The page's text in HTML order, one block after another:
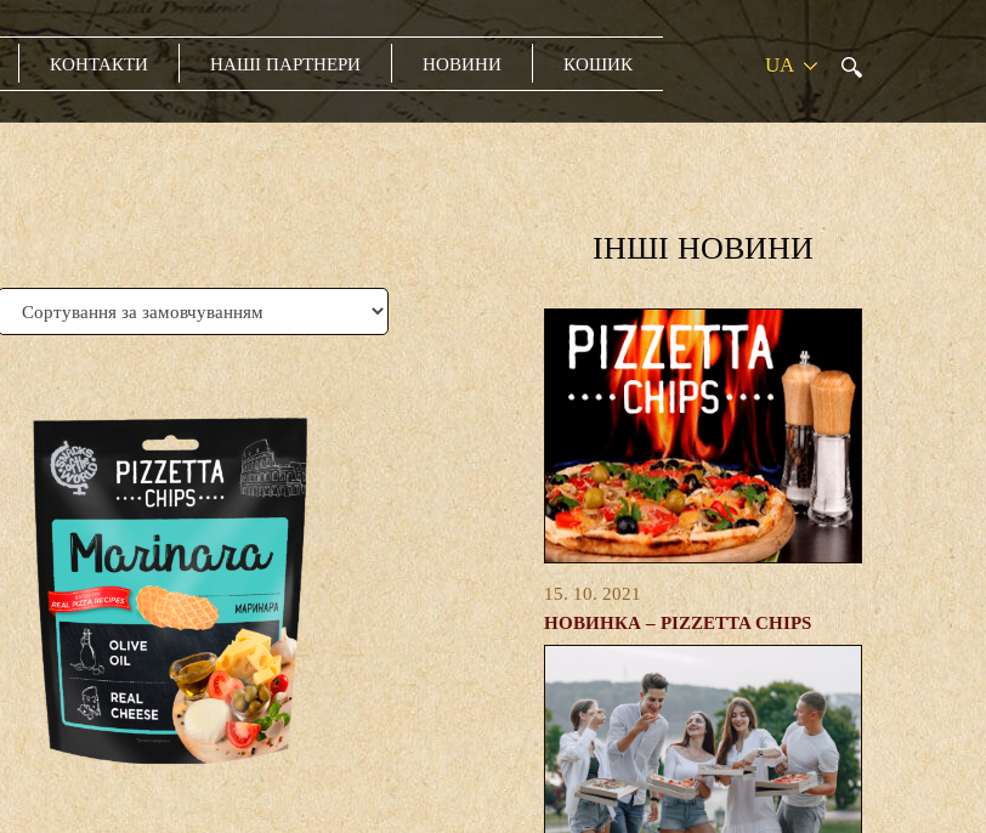
КОНТАКТИ НАШІ ПАРТНЕРИ НОВИНИ КОШИК
IНШI НОВИНИ
15. 10. 2021
НОВИНКА – PIZZETTA CHIPS